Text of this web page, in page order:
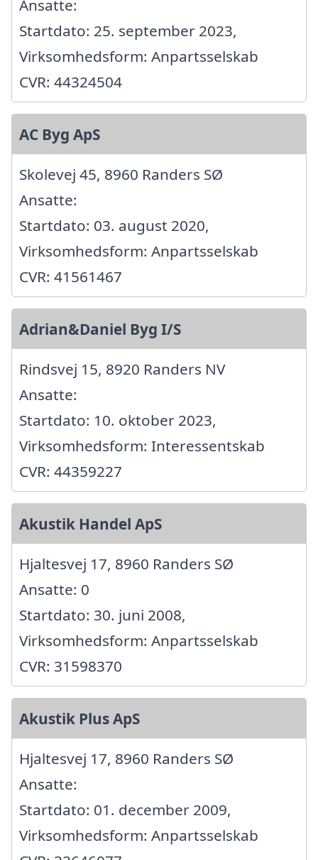
Ansatte:
Startdato: 25. september 2023,
Virksomhedsform: Anpartsselskab
CVR: 44324504
AC Byg ApS
Skolevej 45, 8960 Randers SØ
Ansatte:
Startdato: 03. august 2020,
Virksomhedsform: Anpartsselskab
CVR: 41561467
Adrian&Daniel Byg I/S
Rindsvej 15, 8920 Randers NV
Ansatte:
Startdato: 10. oktober 2023,
Virksomhedsform: Interessentskab
CVR: 44359227
Akustik Handel ApS
Hjaltesvej 17, 8960 Randers SØ
Ansatte: 0
Startdato: 30. juni 2008,
Virksomhedsform: Anpartsselskab
CVR: 31598370
Akustik Plus ApS
Hjaltesvej 17, 8960 Randers SØ
Ansatte:
Startdato: 01. december 2009,
Virksomhedsform: Anpartsselskab